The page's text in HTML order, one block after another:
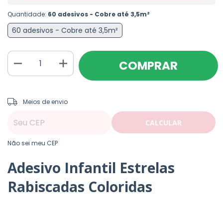
Quantidade: 60 adesivos - Cobre até 3,5m²
60 adesivos - Cobre até 3,5m²
Entregas para o CEP:
Meios de envio
CALCULAR
Não sei meu CEP
Adesivo Infantil Estrelas
Rabiscadas Coloridas